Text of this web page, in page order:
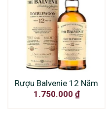
Rượu Balvenie 12 Năm
1.750.000 ₫